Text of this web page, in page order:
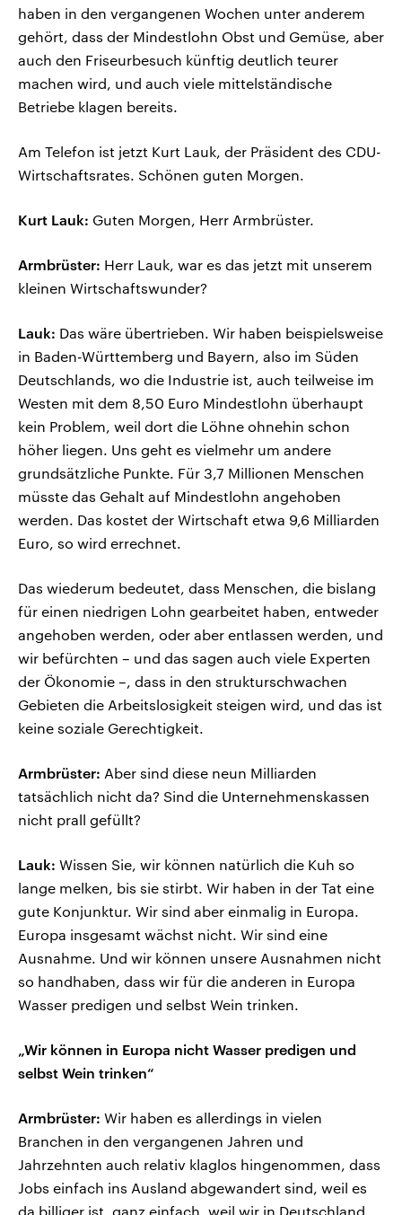
haben in den vergangenen Wochen unter anderem
gehört, dass der Mindestlohn Obst und Gemüse, aber
auch den Friseurbesuch künftig deutlich teurer
machen wird, und auch viele mittelständische
Betriebe klagen bereits.
Am Telefon ist jetzt Kurt Lauk, der Präsident des CDU-
Wirtschaftsrates. Schönen guten Morgen.
Kurt Lauk: Guten Morgen, Herr Armbrüster.
Armbrüster: Herr Lauk, war es das jetzt mit unserem
kleinen Wirtschaftswunder?
Lauk: Das wäre übertrieben. Wir haben beispielsweise
in Baden-Württemberg und Bayern, also im Süden
Deutschlands, wo die Industrie ist, auch teilweise im
Westen mit dem 8,50 Euro Mindestlohn überhaupt
kein Problem, weil dort die Löhne ohnehin schon
höher liegen. Uns geht es vielmehr um andere
grundsätzliche Punkte. Für 3,7 Millionen Menschen
müsste das Gehalt auf Mindestlohn angehoben
werden. Das kostet der Wirtschaft etwa 9,6 Milliarden
Euro, so wird errechnet.
Das wiederum bedeutet, dass Menschen, die bislang
für einen niedrigen Lohn gearbeitet haben, entweder
angehoben werden, oder aber entlassen werden, und
wir befürchten – und das sagen auch viele Experten
der Ökonomie –, dass in den strukturschwachen
Gebieten die Arbeitslosigkeit steigen wird, und das ist
keine soziale Gerechtigkeit.
Armbrüster: Aber sind diese neun Milliarden
tatsächlich nicht da? Sind die Unternehmenskassen
nicht prall gefüllt?
Lauk: Wissen Sie, wir können natürlich die Kuh so
lange melken, bis sie stirbt. Wir haben in der Tat eine
gute Konjunktur. Wir sind aber einmalig in Europa.
Europa insgesamt wächst nicht. Wir sind eine
Ausnahme. Und wir können unsere Ausnahmen nicht
so handhaben, dass wir für die anderen in Europa
Wasser predigen und selbst Wein trinken.
„Wir können in Europa nicht Wasser predigen und
selbst Wein trinken“
Armbrüster: Wir haben es allerdings in vielen
Branchen in den vergangenen Jahren und
Jahrzehnten auch relativ klaglos hingenommen, dass
Jobs einfach ins Ausland abgewandert sind, weil es
da billiger ist, ganz einfach, weil wir in Deutschland